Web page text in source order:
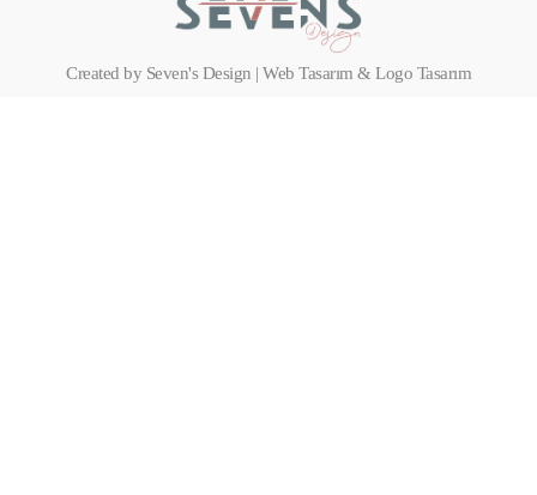
Created by Seven's Design | Web Tasarım & Logo Tasarım